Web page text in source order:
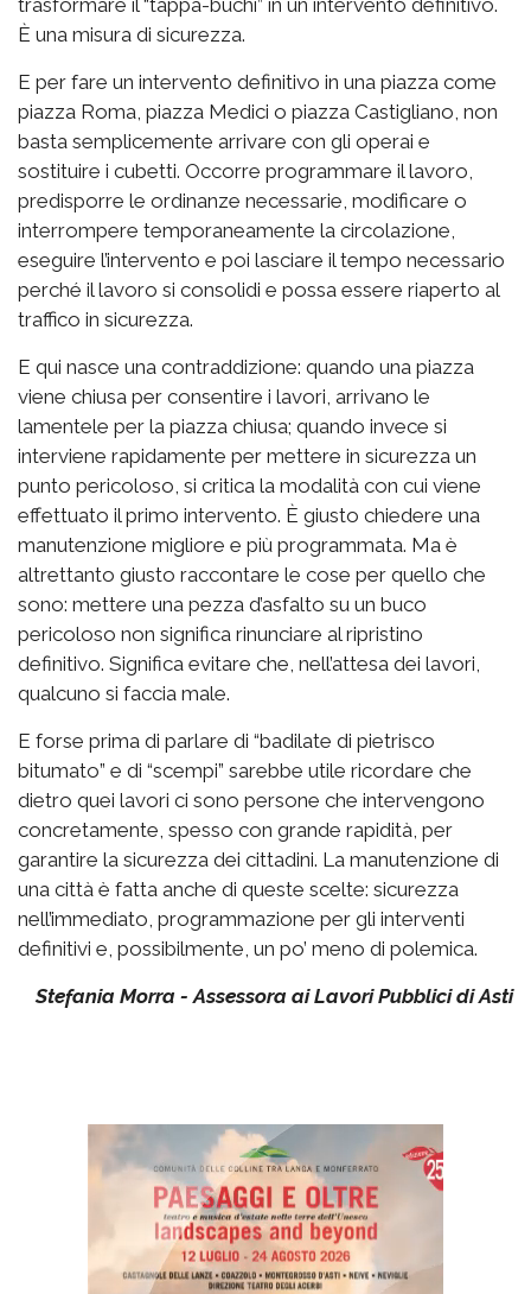
È una misura di sicurezza.
E per fare un intervento definitivo in una piazza come
piazza Roma, piazza Medici o piazza Castigliano, non
basta semplicemente arrivare con gli operai e
sostituire i cubetti. Occorre programmare il lavoro,
predisporre le ordinanze necessarie, modificare o
interrompere temporaneamente la circolazione,
eseguire l’intervento e poi lasciare il tempo necessario
perché il lavoro si consolidi e possa essere riaperto al
traffico in sicurezza.
E qui nasce una contraddizione: quando una piazza
viene chiusa per consentire i lavori, arrivano le
lamentele per la piazza chiusa; quando invece si
interviene rapidamente per mettere in sicurezza un
punto pericoloso, si critica la modalità con cui viene
effettuato il primo intervento. È giusto chiedere una
manutenzione migliore e più programmata. Ma è
altrettanto giusto raccontare le cose per quello che
sono: mettere una pezza d’asfalto su un buco
pericoloso non significa rinunciare al ripristino
definitivo. Significa evitare che, nell’attesa dei lavori,
qualcuno si faccia male.
E forse prima di parlare di “badilate di pietrisco
bitumato” e di “scempi” sarebbe utile ricordare che
dietro quei lavori ci sono persone che intervengono
concretamente, spesso con grande rapidità, per
garantire la sicurezza dei cittadini. La manutenzione di
una città è fatta anche di queste scelte: sicurezza
nell’immediato, programmazione per gli interventi
definitivi e, possibilmente, un po’ meno di polemica.
Stefania Morra - Assessora ai Lavori Pubblici di Asti